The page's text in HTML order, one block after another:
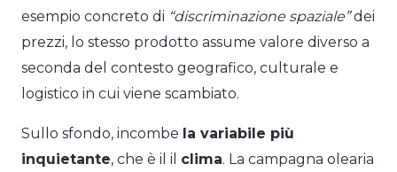
esempio concreto di “discriminazione spaziale”dei
prezzi, lo stesso prodotto assume valore diverso a
seconda del contesto geografico, culturale e
logistico in cui viene scambiato.
Sullo sfondo, incombe la variabile più
inquietante, che è il il clima. La campagna olearia